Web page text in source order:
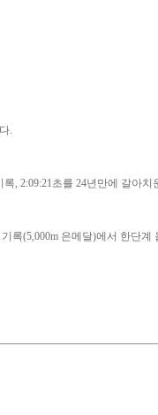
.
, 2:09:21초를 24년만에 갈아치
록(5,000m 은메달)에서 한단계